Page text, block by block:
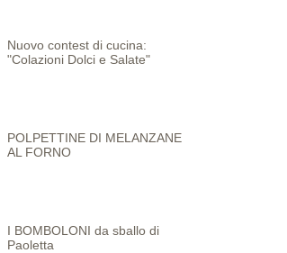
Nuovo contest di cucina:
"Colazioni Dolci e Salate"
POLPETTINE DI MELANZANE
AL FORNO
I BOMBOLONI da sballo di
Paoletta